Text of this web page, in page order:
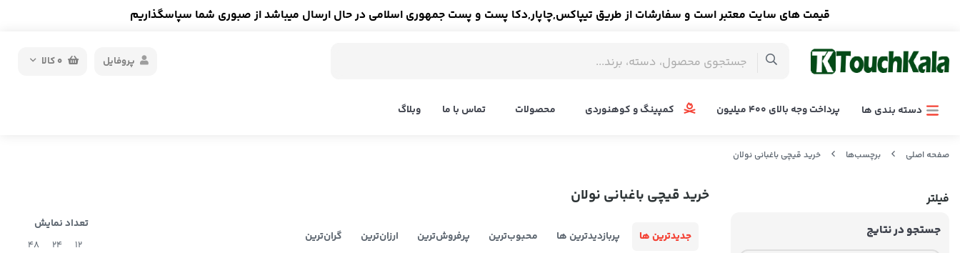
قیمت های سایت معتبر است و سفارشات از طریق تیپاکس,چاپار,دکا پست و پست جمهوری اسلامی در حال ارسال میباشد از صبوری شما سپاسگذاریم
0کالا پروفایل
دسته بندی ها پرداخت وجه بالای 400 میلیون کمپینگ و کوهنوردی محصولات تماس با ما وبلاگ
صفحه اصلی برچسب‌ها خرید قیچی باغبانی نولان
فیلتر
جستجو در نتایج
خرید قیچی باغبانی نولان
جدیدترین ها پربازدیدترین ها محبوب‌‌ترین پرفروش‌ترین ارزان‌ترین گران‌ترین
تعداد نمایش
12
24
48